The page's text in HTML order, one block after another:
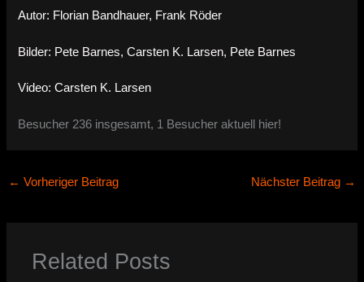
Autor: Florian Bandhauer, Frank Röder
Bilder: Pete Barnes, Carsten K. Larsen, Pete Barnes
Video: Carsten K. Larsen
Besucher 236 insgesamt, 1 Besucher aktuell hier!
← Vorheriger Beitrag Nächster Beitrag →
Related Posts